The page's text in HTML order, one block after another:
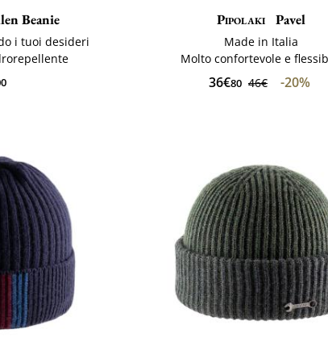
Beanie
i tuoi desideri
Pipolaki Pavel
Made in Italia
Molto confortevole e
36€80 46€ -20%